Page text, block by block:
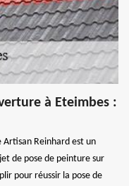
à Eteimbes :
Artisan Reinhard est un
de pose de peinture sur
pour réussir la pose de